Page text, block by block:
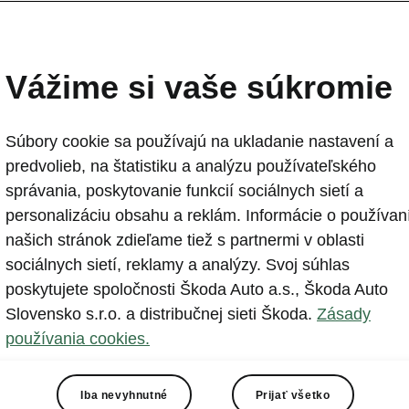
Škoda spúšťa sériovú
2024-01-17T10:46:40.881+00:00
Škoda Auto začína v závode v Kvasinách sériovú
svojho vrcholného SUV, modelu Kodiaq. Vďaka
modelu Superb z Kvasín do Bratislavy získala česká
Kvasinách ďalšie kapacity na výrobu úspešných SUV
do modernizácie a prípravy montáže dosiahli 49 miliónov
sa bude vyrábať päť rôznych typov pohonných jednotiek
Vážime si vaše súkromie
Súbory cookie sa používajú na ukladanie nastavení a
predvolieb, na štatistiku a analýzu používateľského
správania, poskytovanie funkcií sociálnych sietí a
personalizáciu obsahu a reklám. Informácie o
našich stránok zdieľame tiež s partnermi v oblasti
sociálnych sietí, reklamy a analýzy. Svoj súhlas
poskytujete spoločnosti Škoda Auto a.s., Škoda Auto
Slovensko s.r.o. a distribučnej sieti Škoda. Zásady
používania cookies.
Iba nevyhnutné Prijať všetko